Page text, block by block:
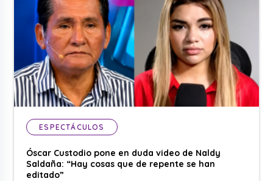
ESPECTÁCULOS
Óscar Custodio pone en duda video de Naldy
Saldaña: “Hay cosas que de repente se han
editado”